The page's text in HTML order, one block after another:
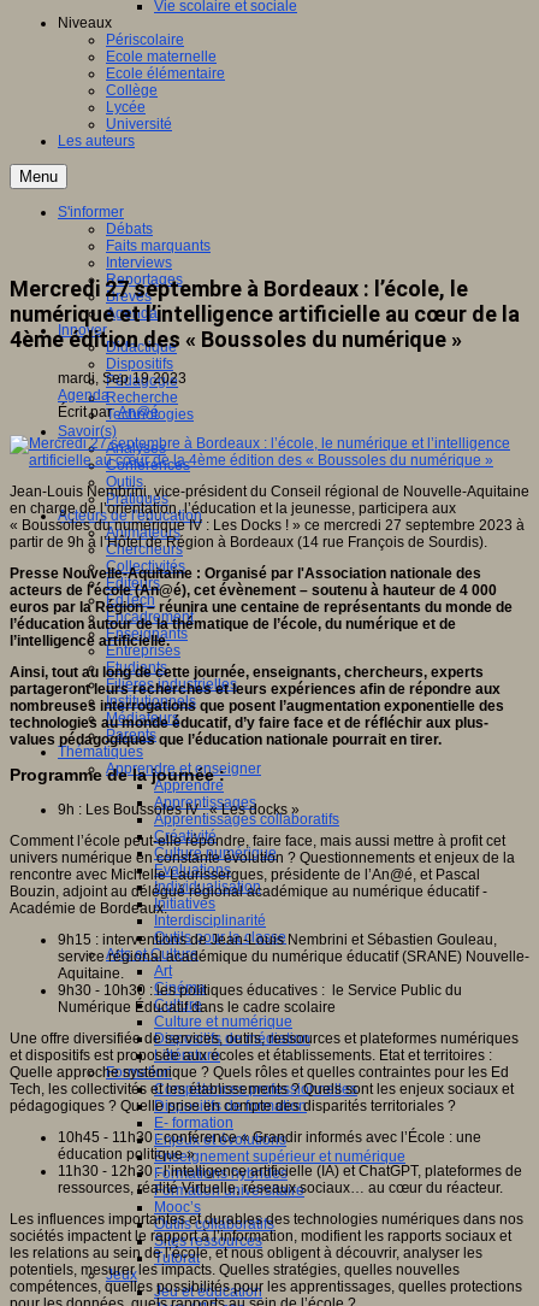
Vie scolaire et sociale
Niveaux
Périscolaire
Ecole maternelle
Ecole élémentaire
Collège
Lycée
Université
Les auteurs
Menu
S'informer
Débats
Faits marquants
Interviews
Reportages
Brèves
Agenda
Innover
Didactique
Dispositifs
Pédagogie
Recherche
Technologies
Savoir(s)
Analyses
Conférences
Outils
Pratiques
Acteurs de l'éducation
Animateurs
Chercheurs
Collectivités
Editeurs
EdTech
Encadrement
Enseignants
Entreprises
Etudiants
Filières industrielles
Institutionnels
Médiateurs
Parents
Thématiques
Apprendre et enseigner
Apprendre
Apprentissages
Apprentissages collaboratifs
Créativité
Culture numérique
Evaluations
Individualisation
Initiatives
Interdisciplinarité
Outils pour la classe
Arts et Culture
Art
Cinéma
Culture
Culture et numérique
Dispositifs de médiation
Littérature
Formation
Compétences professionnelles
Dispositifs de formation
E- formation
Enjeux et évolutions
Enseignement supérieur et numérique
Formations hybrides
Formation universitaire
Mooc’s
Outils collaboratifs
Sites ressources
Tutorat
Jeux
Jeu et éducation
Mercredi 27 septembre à Bordeaux : l’école, le
numérique et l’intelligence artificielle au cœur de la
4ème édition des « Boussoles du numérique »
mardi, Sep 19 2023
Agenda
Écrit parAn@é
Jean-Louis Nembrini, vice-président du Conseil régional de Nouvelle-Aquitaine
en charge de l’orientation, l’éducation et la jeunesse, participera aux
« Boussoles du numérique IV : Les Docks ! » ce mercredi 27 septembre 2023 à
partir de 9h à l’Hôtel de Région à Bordeaux (14 rue François de Sourdis).
Presse Nouvelle-Aquitaine : Organisé par l'Association nationale des
acteurs de l'école (An@é), cet évènement – soutenu à hauteur de 4 000
euros par la Région – réunira une centaine de représentants du monde de
l’éducation autour de la thématique de l’école, du numérique et de
l’intelligence artificielle.
Ainsi, tout au long de cette journée, enseignants, chercheurs, experts
partageront leurs recherches et leurs expériences afin de répondre aux
nombreuses interrogations que posent l’augmentation exponentielle des
technologies au monde éducatif, d’y faire face et de réfléchir aux plus-
values pédagogiques que l’éducation nationale pourrait en tirer.
Programme de la journée :
9h : Les Boussoles IV : « Les docks »
Comment l’école peut-elle répondre, faire face, mais aussi mettre à profit cet
univers numérique en constante évolution ? Questionnements et enjeux de la
rencontre avec Michelle Laurissergues, présidente de l’An@é, et Pascal
Bouzin, adjoint au délégué régional académique au numérique éducatif -
Académie de Bordeaux.
9h15 : interventions de Jean-Louis Nembrini et Sébastien Gouleau,
service régional académique du numérique éducatif (SRANE) Nouvelle-
Aquitaine.
9h30 - 10h30 : les politiques éducatives : le Service Public du
Numérique Éducatif dans le cadre scolaire
Une offre diversifiée de services, outils, ressources et plateformes numériques
et dispositifs est proposée aux écoles et établissements. Etat et territoires :
Quelle approche systémique ? Quels rôles et quelles contraintes pour les Ed
Tech, les collectivités et les établissements ? Quels sont les enjeux sociaux et
pédagogiques ? Quelle prise en compte des disparités territoriales ?
10h45 - 11h30 : conférence « Grandir informés avec l’École : une
éducation politique »
11h30 - 12h30 : l’intelligence artificielle (IA) et ChatGPT, plateformes de
ressources, réalité Virtuelle, réseaux sociaux… au cœur du réacteur.
Les influences importantes et durables des technologies numériques dans nos
sociétés impactent le rapport à l’information, modifient les rapports sociaux et
les relations au sein de l’école, et nous obligent à découvrir, analyser les
potentiels, mesurer les impacts. Quelles stratégies, quelles nouvelles
compétences, quelles possibilités pour les apprentissages, quelles protections